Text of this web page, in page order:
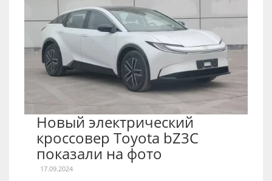
Новый электрический
кроссовер Toyota bZ3C
показали на фото
17.09.2024